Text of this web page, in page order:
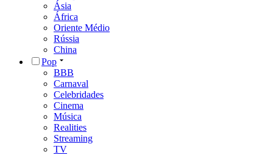
Ásia
África
Oriente Médio
Rússia
China
Pop
BBB
Carnaval
Celebridades
Cinema
Música
Realities
Streaming
TV